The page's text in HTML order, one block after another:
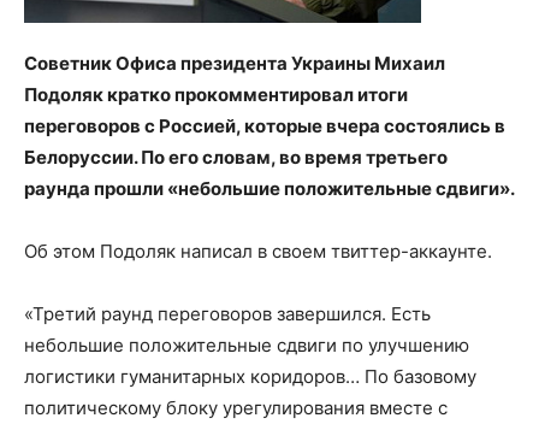
Советник Офиса президента Украины Михаил
Подоляк кратко прокомментировал итоги
переговоров с Россией, которые вчера состоялись в
Белоруссии. По его словам, во время третьего
раунда прошли «небольшие положительные сдвиги».
Об этом Подоляк написал в своем твиттер-аккаунте.
«Третий раунд переговоров завершился. Есть
небольшие положительные сдвиги по улучшению
логистики гуманитарных коридоров… По базовому
политическому блоку урегулирования вместе с